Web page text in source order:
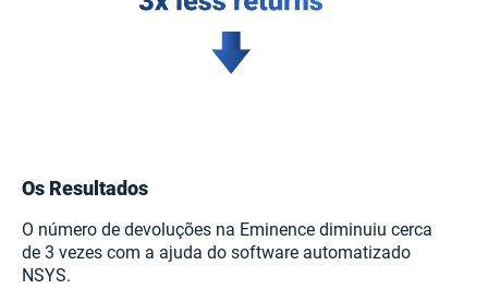
Os Resultados
O número de devoluções na Eminence diminuiu cerca
de 3 vezes com a ajuda do software automatizado
NSYS.